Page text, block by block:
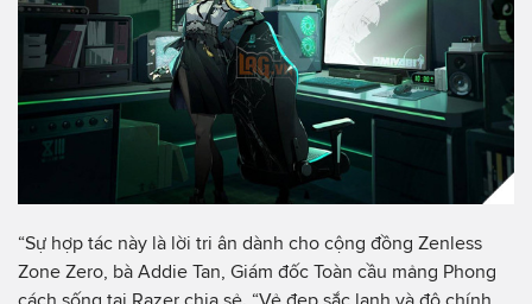
“Sự hợp tác này là lời tri ân dành cho cộng đồng Zenless
Zone Zero, bà Addie Tan, Giám đốc Toàn cầu mảng Phong
cách sống tại Razer chia sẻ. “Vẻ đẹp sắc lạnh và độ chính